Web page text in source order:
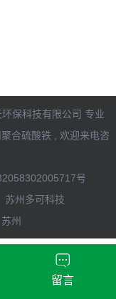
保科技有限公司 专业
合硫酸铁, 欢迎来电咨
号
苏州多可科技
苏州
留言